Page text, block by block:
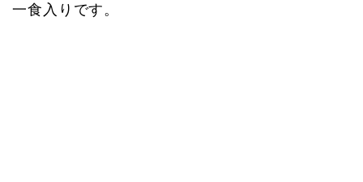
一食入りです。